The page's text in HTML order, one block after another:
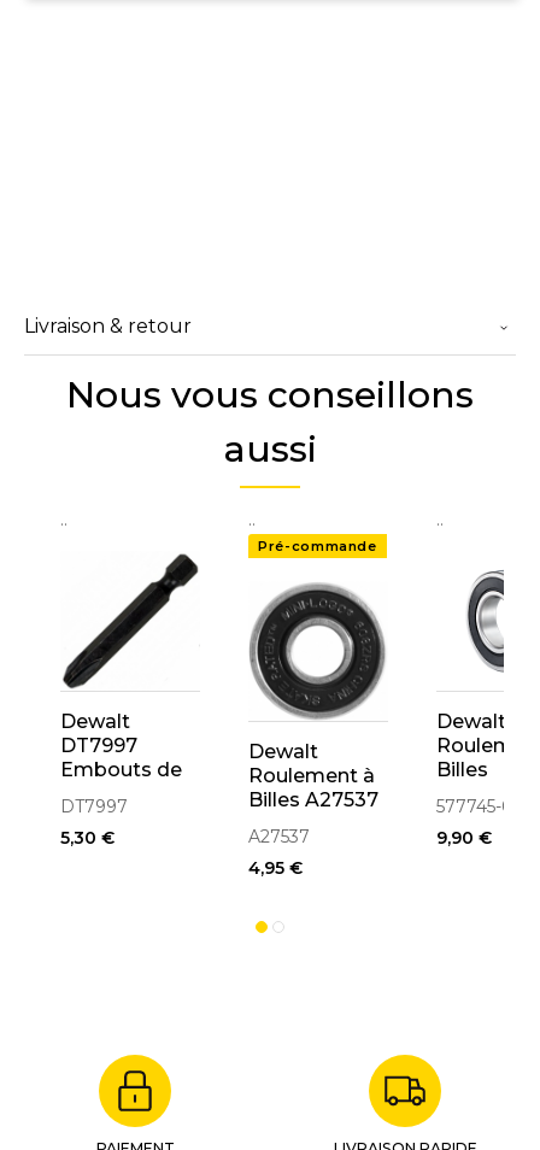
Livraison & retour
Nous vous conseillons
aussi
..
Dewalt
DT7997
Embouts de
vissage
50mm
Impact PH1
DT7997
5,30 €
..
Pré-commande
Dewalt
Roulement à
Billes A27537
A27537
4,95 €
..
Dewalt
Billes
6000DW
10x26x8
(577745-
577745-00
9,90 €